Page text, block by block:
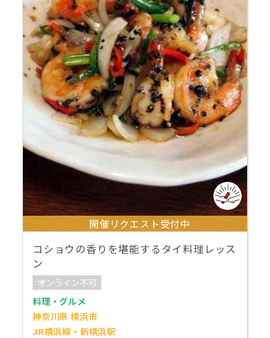
開催リクエスト受付中
コショウの香りを堪能するタイ料理レッス
ン
オンライン不可
料理・グルメ
神奈川県 横浜市
JR横浜線・新横浜駅